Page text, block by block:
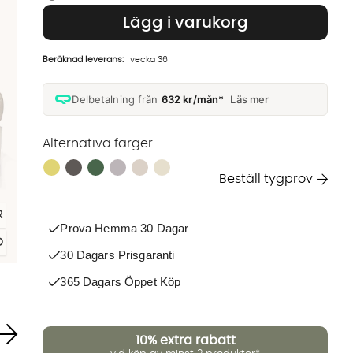
Lägg i varukorg
Delbetalning från 632 kr/mån* Läs mer
Beräknad leverans: vecka 36
Alternativa färger
Finns även i dessa färger:
Beställ tygprov
Prova Hemma 30 Dagar
30 Dagars Prisgaranti
365 Dagars Öppet Köp
10% extra rabatt